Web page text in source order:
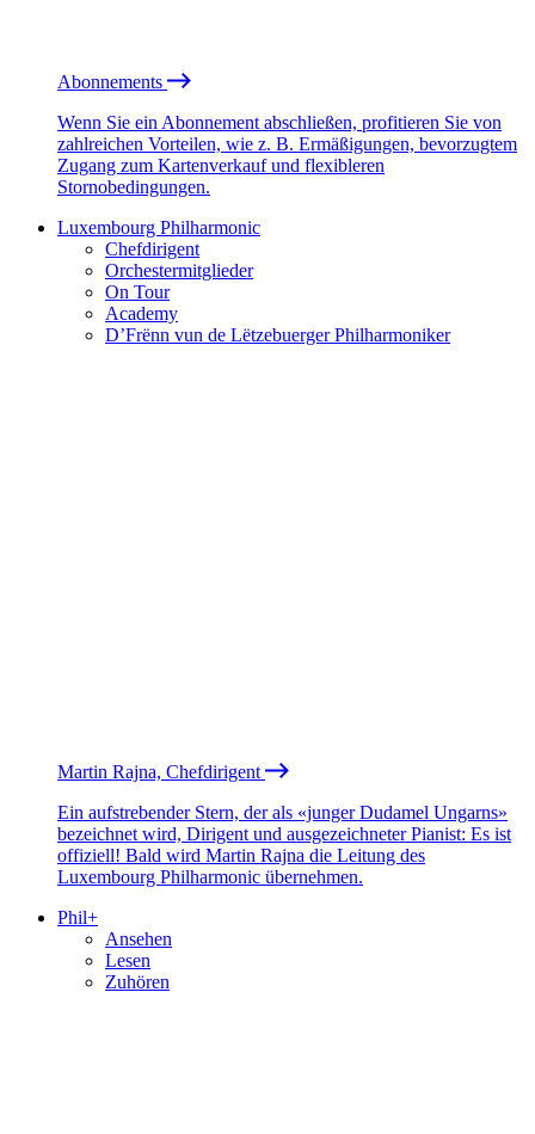
Abonnements
Wenn Sie ein Abonnement abschließen, profitieren Sie von
zahlreichen Vorteilen, wie z. B. Ermäßigungen, bevorzugtem
Zugang zum Kartenverkauf und flexibleren
Stornobedingungen.
Luxembourg Philharmonic
Chefdirigent
Orchestermitglieder
On Tour
Academy
D’Frënn vun de Lëtzebuerger Philharmoniker
Martin Rajna, Chefdirigent
Ein aufstrebender Stern, der als «junger Dudamel Ungarns»
bezeichnet wird, Dirigent und ausgezeichneter Pianist: Es ist
offiziell! Bald wird Martin Rajna die Leitung des
Luxembourg Philharmonic übernehmen.
Phil+
Ansehen
Lesen
Zuhören